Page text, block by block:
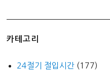
카테고리
24절기 절입시간 (177)